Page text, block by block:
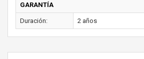
GARANTÍA
Duración: 2 años